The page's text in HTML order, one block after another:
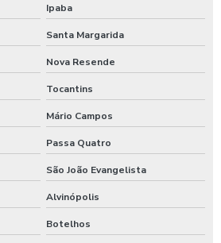
Ipaba
Santa Margarida
Nova Resende
Tocantins
Mário Campos
Passa Quatro
São João Evangelista
Alvinópolis
Botelhos